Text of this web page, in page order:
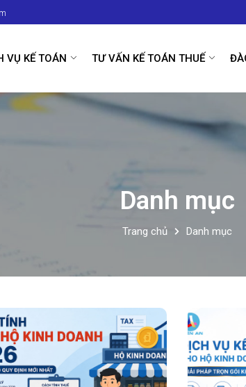
VỤ KẾ TOÁN TƯ VẤN KẾ TOÁN THUẾ
Danh mục
Trang chủ Danh mục